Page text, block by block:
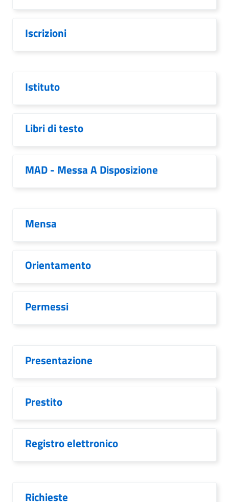
Iscrizioni
Istituto
Libri di testo
MAD - Messa A Disposizione
Mensa
Orientamento
Permessi
Presentazione
Prestito
Registro elettronico
Richieste